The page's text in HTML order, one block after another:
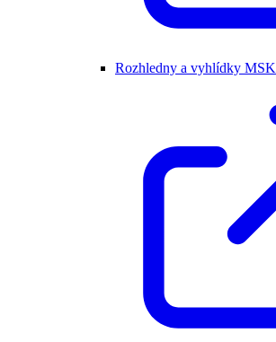
Rozhledny a vyhlídky MSK